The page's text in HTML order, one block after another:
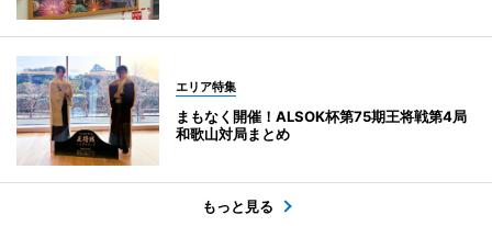
エリア特集
まもなく開催！ALSOK杯第75期王将戦第4局
和歌山対局まとめ
もっと見る